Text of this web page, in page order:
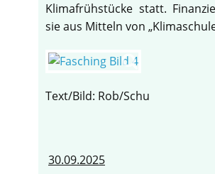
Klimafrühstücke statt.
sie aus Mitteln von
Text/Bild: Rob/Schu
30.09.2025